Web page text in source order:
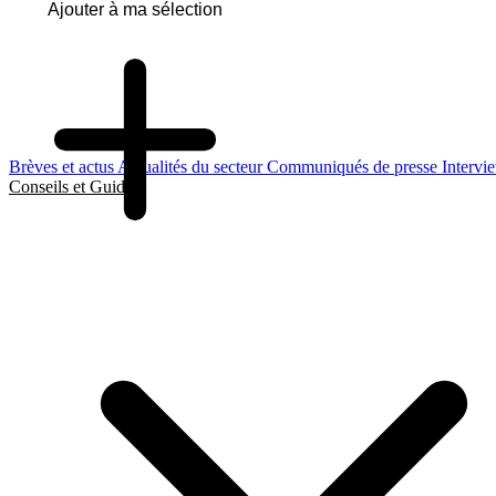
Brèves et actus Actualités du secteurCommuniqués de presse
Conseils et Guides
Ajouter à ma sélection